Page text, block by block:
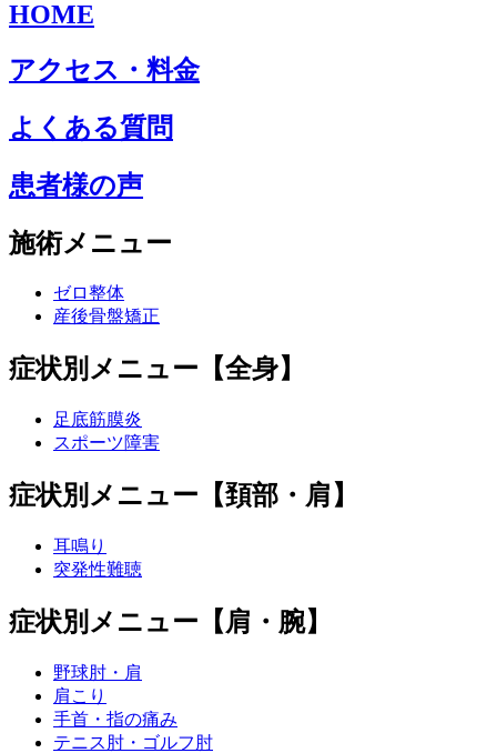
HOME
アクセス・料金
よくある質問
患者様の声
施術メニュー
ゼロ整体
産後骨盤矯正
症状別メニュー【全身】
足底筋膜炎
スポーツ障害
症状別メニュー【頚部・肩】
耳鳴り
突発性難聴
症状別メニュー【肩・腕】
野球肘・肩
肩こり
手首・指の痛み
テニス肘・ゴルフ肘